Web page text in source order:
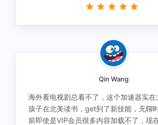
Qin Wang
海外看电视剧总看不了，这个加速器实
孩子在北美读书，get到了新技能，无聊
前即使是VIP会员很多内容加载不了，现